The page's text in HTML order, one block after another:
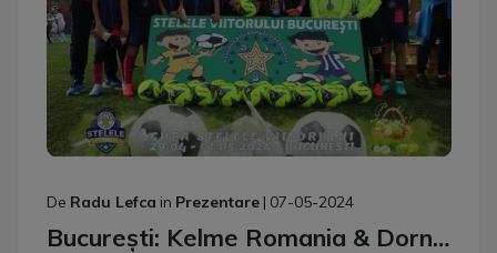
De Radu Lefca in Prezentare | 07-05-2024
București: Kelme Romania & Dornik De Sport prezent la Cupa Stelele Viitorului